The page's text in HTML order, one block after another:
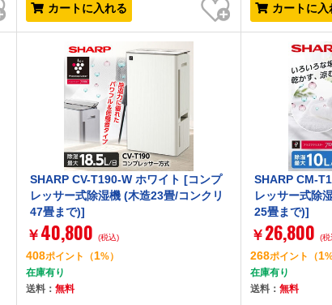
カートに入れる カートに入
SHARP CV-T190-W ホワイト [コンプ
レッサー式除湿機 (木造23畳/コンクリ
47畳まで)]
￥ 40,800 (税込)
408ポイント （1%）
在庫有り
送料： 無料
SHARP CM-
レッサー式除
25畳まで)]
￥ 26,800 (税
268ポイント （1
在庫有り
送料：無料